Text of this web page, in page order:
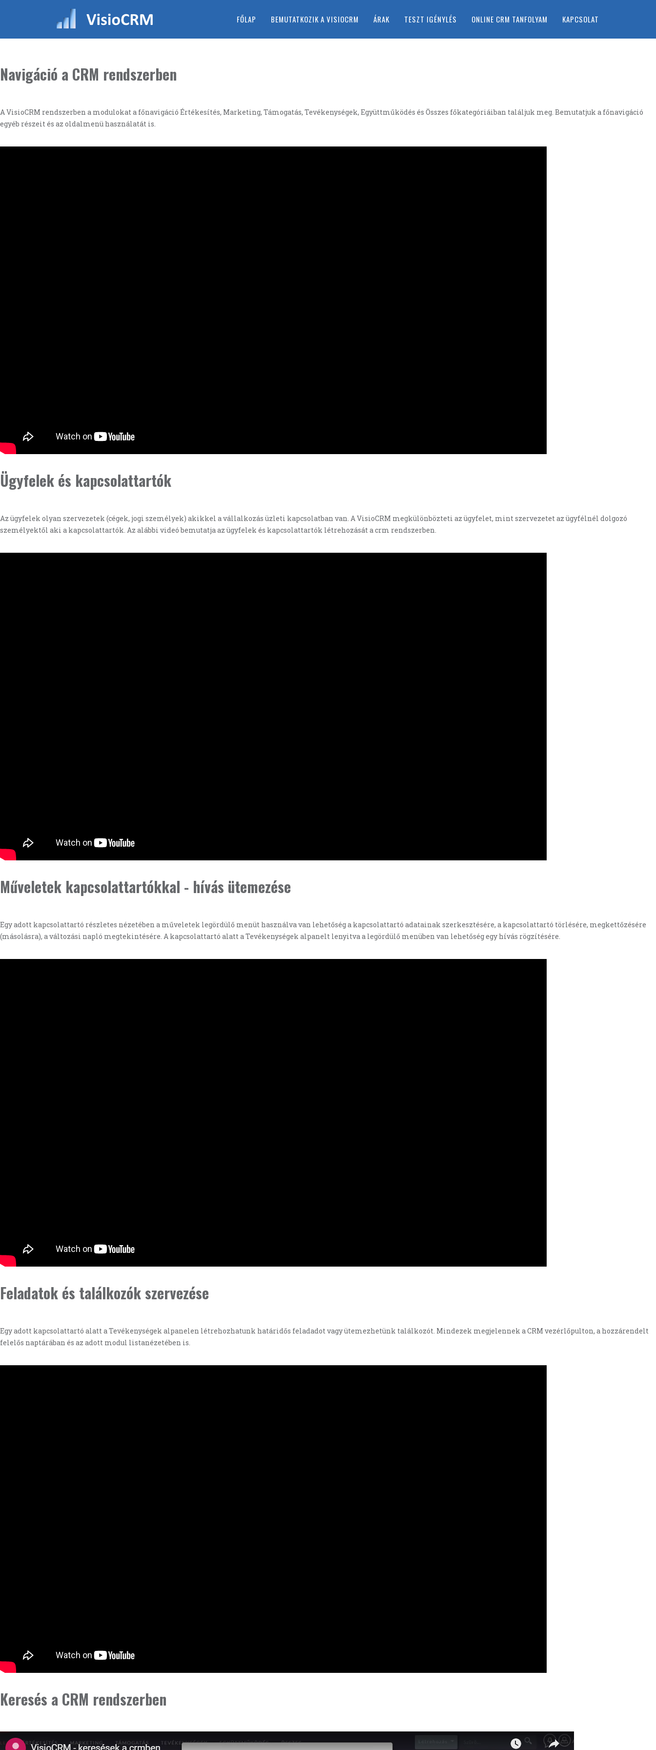
FŐLAP BEMUTATKOZIK A VISIOCRM ÁRAK TESZT IGÉNYLÉS ONLINE CRM TANFOLYAM KAPCSOLAT
Navigáció a CRM rendszerben
A VisioCRM rendszerben a modulokat a főnavigáció Értékesítés, Marketing, Támogatás, Tevékenységek, Együttműködés és Összes főkategóriáiban találjuk meg. Bemutatjuk a főnavigáció
egyéb részeit és az oldalmenü használatát is.
Ügyfelek és kapcsolattartók
Az ügyfelek olyan szervezetek (cégek, jogi személyek) akikkel a vállalkozás üzleti kapcsolatban van. A VisioCRM megkülönbözteti az ügyfelet, mint szervezetet az ügyfélnél dolgozó
személyektől aki a kapcsolattartók. Az alábbi videó bemutatja az ügyfelek és kapcsolattartók létrehozását a crm rendszerben.
Műveletek kapcsolattartókkal - hívás ütemezése
Egy adott kapcsolattartó részletes nézetében a műveletek legördülő menüt használva van lehetőség a kapcsolattartó adatainak szerkesztésére, a kapcsolattartó törlésére, megkettőzésére
(másolásra), a változási napló megtekintésére. A kapcsolattartó alatt a Tevékenységek alpanelt lenyitva a legördülő menüben van lehetőség egy hívás rögzítésére.
Feladatok és találkozók szervezése
Egy adott kapcsolattartó alatt a Tevékenységek alpanelen létrehozhatunk határidős feladadot vagy ütemezhetünk találkozót. Mindezek megjelennek a CRM vezérlőpulton, a hozzárendelt
felelős naptárában és az adott modul listanézetében is.
Keresés a CRM rendszerben